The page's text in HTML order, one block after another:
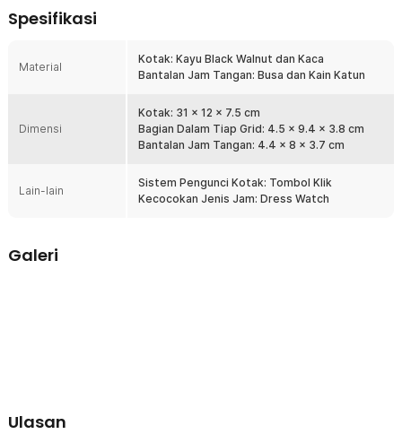
lainnya. Bantal jam tangan yang empuk dan nyaman dalam kotak
Membuat Koleksi Lebih Teratur dan Rapi
koleksi jam tangan. Dengan menggunakan kotak penyimpanan jam
tangan, Anda dapat mengelola koleksi jam tangan lebih mudah dan
membuatnya lebih teratur dan rapi. Desain kotaknya yang mewah
Memperpanjang Umur Koleksi Jam Tangan
Kotak penyimpanan jam tangan dapat membantu memperpanjang
akan terlihat lebih baik dan lebih awet.
Spesifikasi
Material
Kotak: Kayu Black Walnut dan Kaca
Bantalan Jam Tangan: Busa dan Kain Katun
Dimensi
Kotak: 31 x 12 x 7.5 cm
Bagian Dalam Tiap Grid: 4.5 x 9.4 x 3.8 cm
Bantalan Jam Tangan: 4.4 x 8 x 3.7 cm
Lain-lain
Sistem Pengunci Kotak: Tombol Klik
Kecocokan Jenis Jam: Dress Watch
Galeri
Ulasan